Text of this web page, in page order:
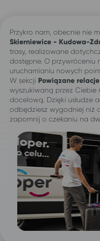
Przykro nam, obecnie nie
Skierniewice - Kudowa-
trasy, realizowane
dostępne. O przywróceniu
uruchamianiu nowych
W sekcji Powiązane relacje
wyszukiwaną przez
docelową. Dzięki usłudze
odbędziesz wygodniej niż
zapomnij o czekaniu na